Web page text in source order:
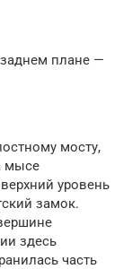
плане —
мосту,
мысе
уровень
замок.
здесь
часть